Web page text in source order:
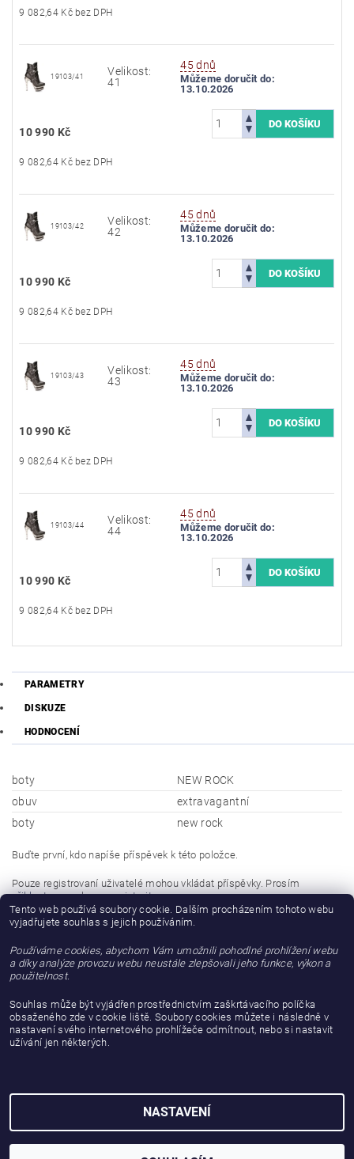
9 082,64 Kč bez DPH
19103/41
Velikost:
41
45 dnů
Můžeme doručit do:
13.10.2026
10 990 Kč
9 082,64 Kč bez DPH
19103/42
Velikost:
42
45 dnů
Můžeme doručit do:
13.10.2026
10 990 Kč
9 082,64 Kč bez DPH
19103/43
Velikost:
43
45 dnů
Můžeme doručit do:
13.10.2026
10 990 Kč
9 082,64 Kč bez DPH
19103/44
Velikost:
44
45 dnů
Můžeme doručit do:
13.10.2026
10 990 Kč
9 082,64 Kč bez DPH
PARAMETRY
DISKUZE
HODNOCENÍ
boty
NEW ROCK
obuv
extravagantní
boty
new rock
Buďte první, kdo napíše příspěvek k této položce.
Pouze registrovaní uživatelé mohou vkládat příspěvky. Prosím
přihlaste senebo seregistrujte.
Buďte první, kdo napíše příspěvek k této položce.
Přidat hodnocení
2026 © gattanera.com, všechna práva vyhrazena
Tento web používá soubory cookie. Dalším procházením tohoto webu
vyjadřujete souhlas s jejich používáním.
Používáme cookies, abychom Vám umožnili pohodlné prohlížení webu
a díky analýze provozu webu neustále zlepšovali jeho funkce, výkon a
použitelnost.
Souhlas může být vyjádřen prostřednictvím zaškrtávacího políčka
obsaženého zde v cookie liště. Soubory cookies můžete i následně v
nastavení svého internetového prohlížeče odmítnout, nebo si nastavit
užívání jen některých.
NASTAVENÍ